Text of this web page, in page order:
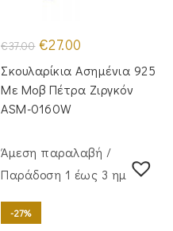
€37.00 Original
price
was:
€37.00.
€27.00
είναι:
€27.00.
Σκουλαρίκια Ασημένια 925
Με Μοβ Πέτρα Ζιργκόν
ASM-0160W
Άμεση παραλαβή /
Παράδoση 1 έως 3 ημέρες
-27%